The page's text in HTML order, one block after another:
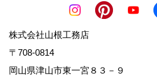
株式会社山根工務店
〒708-0814
岡山県津山市東一宮８３－９